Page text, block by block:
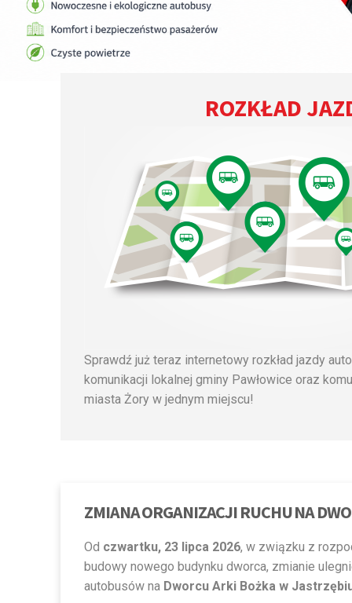
ROZKŁAD
Sprawdź już teraz internetowy rozkład jazdy
komunikacji lokalnej gminy Pawłowice oraz
miasta Żory w jednym miejscu!
ZMIANA ORGANIZACJI RUCHU NA
Od czwartku, 23 lipca 2026, w związku z
budowy nowego budynku dworca, zmianie
autobusów na Dworcu Arki Bożka w